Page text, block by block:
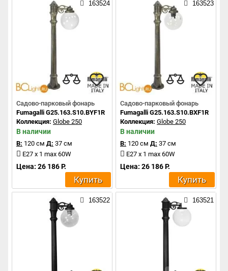
163524
Садово-парковый фонарь
Fumagalli G25.163.S10.BYF1R
Коллекция: Globe 250
В наличии
В: 120 см Д: 37 см
E27 x 1 max 60W
Цена: 26 186 Р.
Купить
163523
Садово-парковый фонарь
Fumagalli G25.163.S10.BXF1R
Коллекция: Globe 250
В наличии
В: 120 см Д: 37 см
E27 x 1 max 60W
Цена: 26 186 Р.
Купить
163522 163521